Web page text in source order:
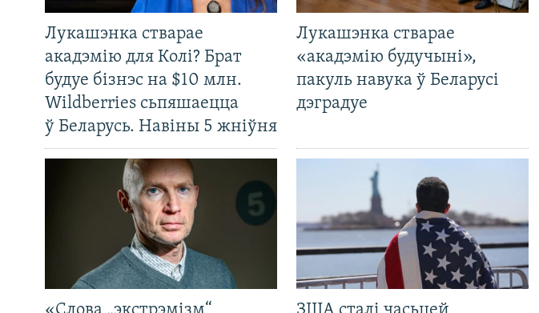
Лукашэнка стварае
акадэмію для Колі? Брат
будуе бізнэс на $10 млн.
Wildberries сьпяшаецца
ў Беларусь. Навіны 5 жніўня
Лукашэнка стварае
«акадэмію будучыні»,
пакуль навука ў Беларусі
дэградуе